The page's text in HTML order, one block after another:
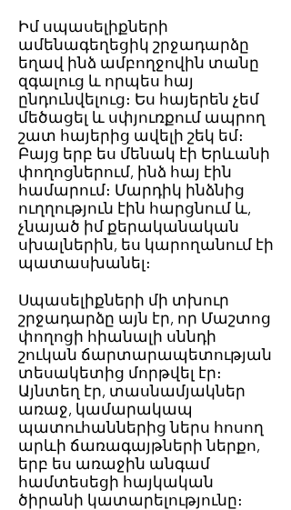
Իմ սպասելիքների
ամենագեղեցիկ շրջադարձը
եղավ ինձ ամբողջովին տանը
զգալուց և որպես հայ
ընդունվելուց։ Ես հայերեն չեմ
մեծացել և սփյուռքում ապրող
շատ հայերից ավելի շեկ եմ։
Բայց երբ ես մենակ էի Երևանի
փողոցներում, ինձ հայ էին
համարում։ Մարդիկ ինձնից
ուղղություն էին հարցնում և,
չնայած իմ քերականական
սխալներին, ես կարողանում էի
պատասխանել։
Սպասելիքների մի տխուր
շրջադարձը այն էր, որ Մաշտոց
փողոցի հիանալի սննդի
շուկան ճարտարապետության
տեսակետից մորթվել էր։
Այնտեղ էր, տասնամյակներ
առաջ, կամարակապ
պատուհաններից ներս հոսող
արևի ճառագայթների ներքո,
երբ ես առաջին անգամ
համտեսեցի հայկական
ծիրանի կատարելությունը։